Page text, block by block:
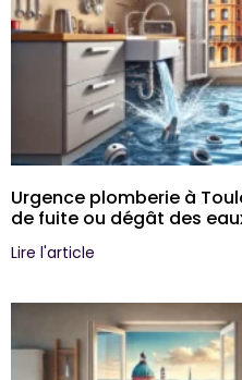
Urgence plomberie à
de fuite ou dégât des
Lire l'article